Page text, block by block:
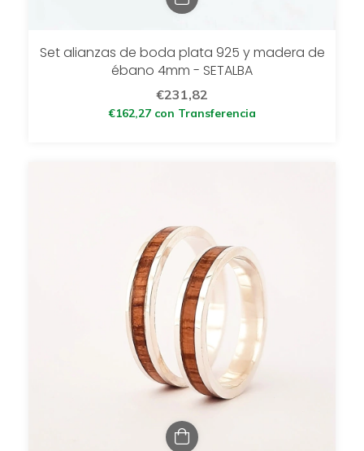
Set alianzas de boda plata 925 y madera de
ébano 4mm - SETALBA
€231,82
€162,27 con Transferencia